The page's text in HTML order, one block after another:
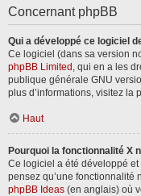
Concernant phpBB
Qui a développé ce logiciel
Ce logiciel (dans sa version
phpBB Limited , qui en a les
publique générale GNU
plus d’informations, visitez la
Haut
Pourquoi la fonctionnalité X
Ce logiciel a été développé
pensez qu’une fonctionnalité
phpBB Ideas (en anglais) où